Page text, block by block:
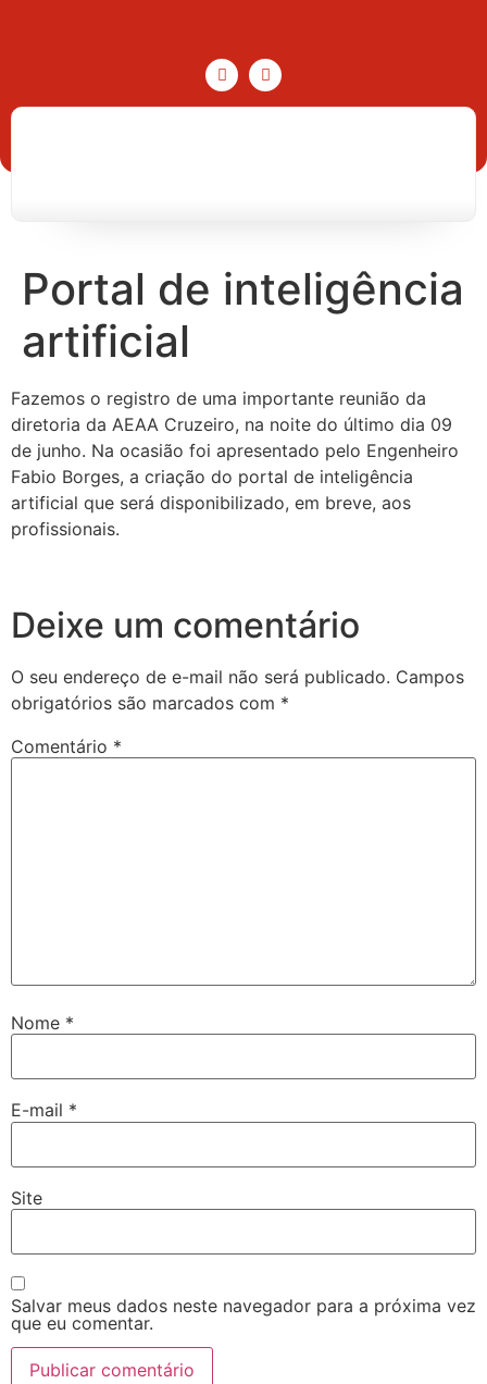
Portal de inteligência
artificial
Fazemos o registro de uma importante reunião da
diretoria da AEAA Cruzeiro, na noite do último dia 09
de junho. Na ocasião foi apresentado pelo Engenheiro
Fabio Borges, a criação do portal de inteligência
artificial que será disponibilizado, em breve, aos
profissionais.
Deixe um comentário
O seu endereço de e-mail não será publicado. Campos
obrigatórios são marcados com *
Comentário *
Nome *
E-mail *
Site
Salvar meus dados neste navegador para a próxima vez
que eu comentar.